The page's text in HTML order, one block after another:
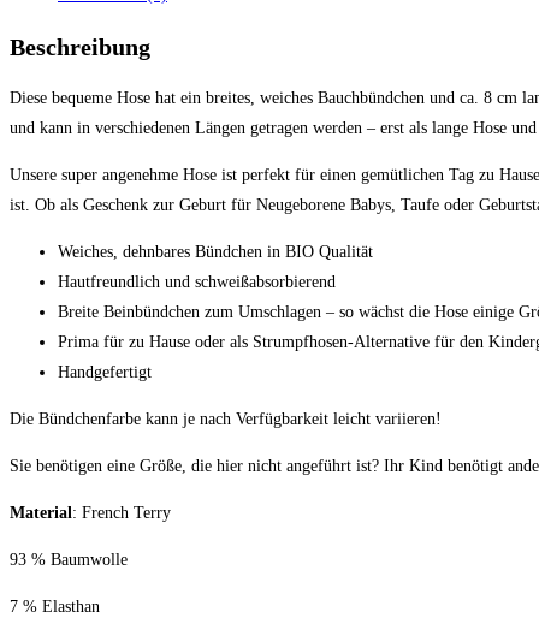
Beschreibung
Diese bequeme Hose hat ein breites, weiches Bauchbündchen und ca. 8 cm
und kann in verschiedenen Längen getragen werden – erst als lange Hose
Unsere super angenehme Hose ist perfekt für einen gemütlichen Tag zu
ist. Ob als Geschenk zur Geburt für Neugeborene Babys, Taufe oder
Weiches, dehnbares Bündchen in BIO Qualität
Hautfreundlich und schweißabsorbierend
Breite Beinbündchen zum Umschlagen – so wächst die Hose einige
Prima für zu Hause oder als Strumpfhosen-Alternative für den
Handgefertigt
Die Bündchenfarbe kann je nach Verfügbarkeit leicht variieren!
Sie benötigen eine Größe, die hier nicht angeführt ist? Ihr Kind benötigt
Material: French Terry
93 % Baumwolle
7 % Elasthan